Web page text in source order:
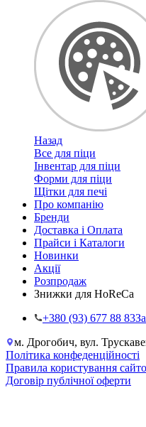
Назад
Все для піци
Інвентар для піци
Форми для піци
Щітки для печі
Про компанію
Бренди
Доставка і Оплата
Прайси і Каталоги
Новинки
Акції
Розпродаж
Знижки для HoReCa
+38‎0 (93) 677 88 83
м. Дрогобич, вул.
Політика конфеденційності
Правила користування
Договір публічної оферти